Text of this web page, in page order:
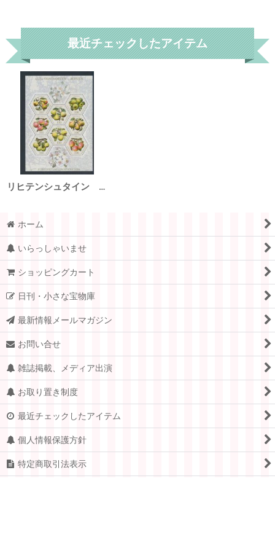
最近チェックしたアイテム
リヒテンシュタイン 2016年 果物の品種 梨 フルーツ 8種 シート
ホーム
いらっしゃいませ
ショッピングカート
日刊・小さな宝物庫
最新情報メールマガジン
お問い合せ
雑誌掲載、メディア出演
お取り置き制度
最近チェックしたアイテム
個人情報保護方針
特定商取引法表示